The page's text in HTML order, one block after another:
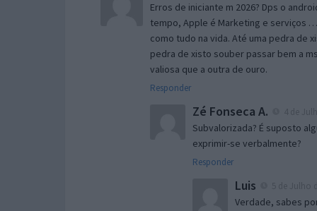
Erros de iniciante m 2026? Dps o
tempo, Apple é Marketing e serviços
como tudo na vida. Até uma pedra de
pedra de xisto souber passar bem a
valiosa que a outra de ouro.
Responder
Zé Fonseca A.
Subvalorizada? É suposto
exprimir-se verbalmente?
Responder
Luis
Verdade, sabes